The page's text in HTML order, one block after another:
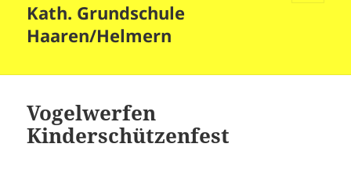
Kath. Grundschule
Haaren/Helmern
Vogelwerfen
Kinderschützenfest